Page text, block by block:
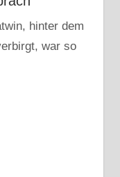
hinter dem
war so